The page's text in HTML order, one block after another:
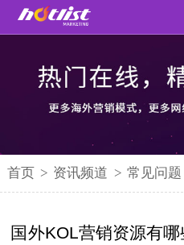
首页 > 资讯频道 > 常见问题
国外KOL营销资源有